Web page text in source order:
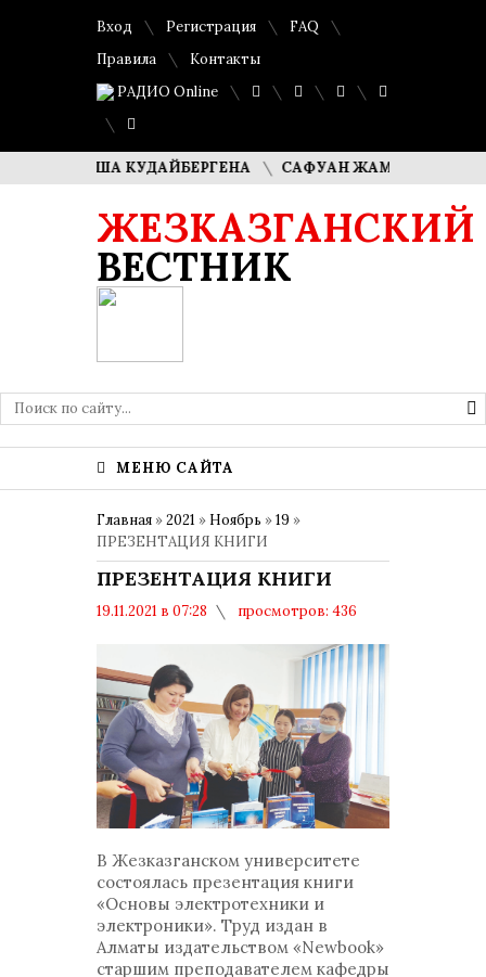
Вход Регистрация
FAQ
Правила
Контакты
РАДИО Online
ДИМАША КУДАЙБЕРГЕНА САФУАН ЖАМПЕИСОВ: «МЫ
ЖЕЗКАЗГАНСКИЙ
ВЕСТНИК
МЕНЮ САЙТА
Главная »2021 » Ноябрь »19 »
ПРЕЗЕНТАЦИЯ КНИГИ
ПРЕЗЕНТАЦИЯ КНИГИ
19.11.2021 в 07:28
просмотров: 436
В Жезказганском университете
состоялась презентация книги
«Основы электротехники и
электроники». Труд издан в
Алматы издательством «Newbook»
старшим преподавателем кафедры